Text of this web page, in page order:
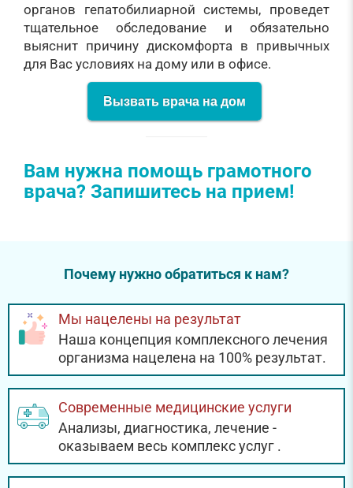
органов гепатобилиарной системы, проведет
тщательное обследование и обязательно
выяснит причину дискомфорта в привычных
для Вас условиях на дому или в офисе.
Вызвать врача на дом
Вам нужна помощь грамотного
врача? Запишитесь на прием!
Почему нужно обратиться к нам?
Мы нацелены на результат
Наша концепция комплексного лечения
организма нацелена на 100% результат.
Современные медицинские услуги
Анализы, диагностика, лечение -
оказываем весь комплекс услуг .